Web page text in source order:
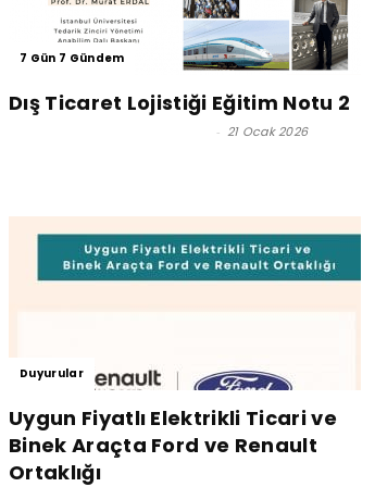
7 Gün 7 Gündem
Dış Ticaret Lojistiği Eğitim Notu 2
- 21 Ocak 2026
Duyurular
Uygun Fiyatlı Elektrikli Ticari ve
Binek Araçta Ford ve Renault
Ortaklığı